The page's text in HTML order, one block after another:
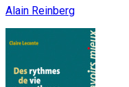
Alain Reinberg